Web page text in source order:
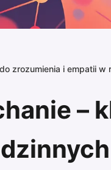
zrozumienia i empatii
–